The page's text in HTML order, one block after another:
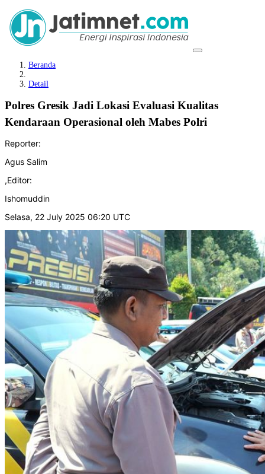
Beranda
Detail
Polres Gresik Jadi Lokasi Evaluasi Kualitas
Kendaraan Operasional oleh Mabes Polri
Reporter:
Agus Salim
,Editor:
Ishomuddin
Selasa, 22 July 2025 06:20 UTC